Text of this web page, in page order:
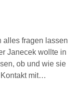
alles fragen lassen
Janecek wollte in
ob und wie sie
mit…